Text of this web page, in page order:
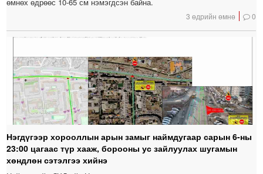
3 өдрийн өмнө 0
Нэгдүгээр хорооллын арын замыг наймдугаар сарын 6-ны
23:00 цагаас түр хааж, борооны ус зайлуулах шугамын
хөндлөн сэтэлгээ хийнэ